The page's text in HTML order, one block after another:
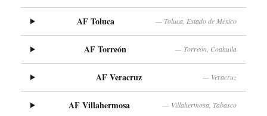
AF Toluca — Toluca, Estado de México
AF Torreón — Torreón, Coahuila
AF Veracruz — Veracruz
AF Villahermosa — Villahermosa, Tabasco